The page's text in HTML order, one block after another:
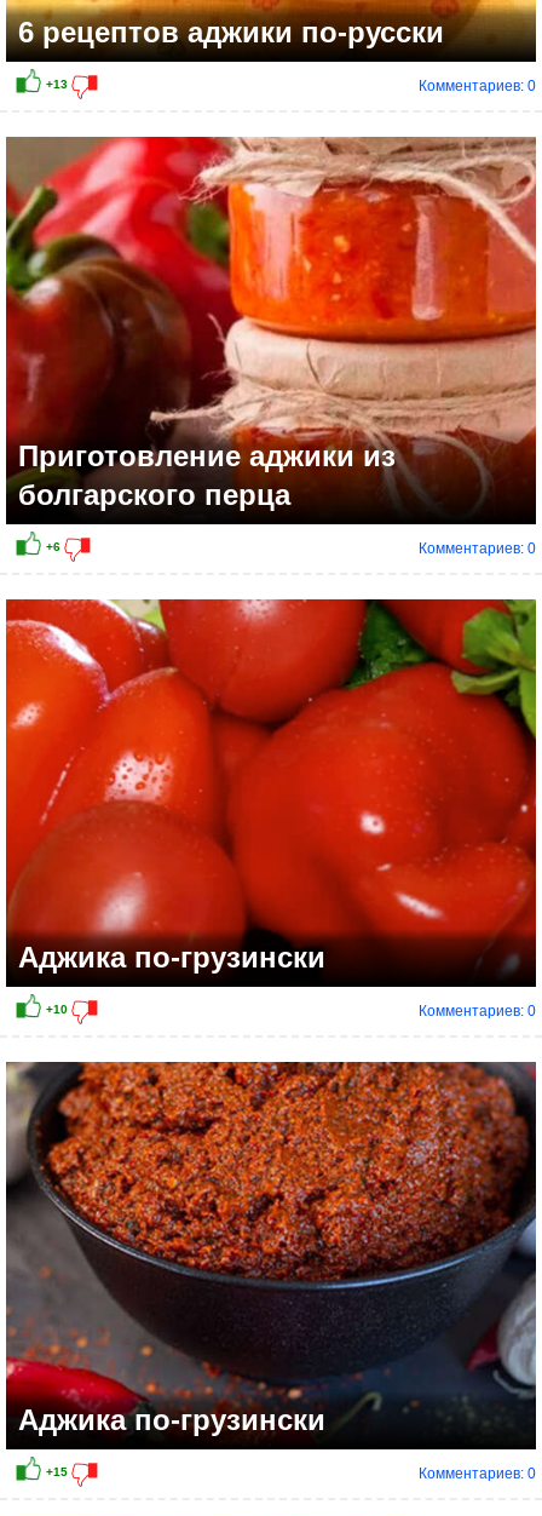
+5
6 рецептов аджики по-русски
Комментариев: 0
Приготовление аджики из
болгарского перца
Комментариев: 0
Аджика по-грузински
Комментариев: 0
Аджика по-грузински
Комментариев: 0